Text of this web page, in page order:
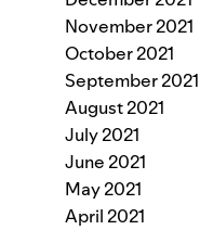
November 2021
October 2021
September 2021
August 2021
July 2021
June 2021
May 2021
April 2021